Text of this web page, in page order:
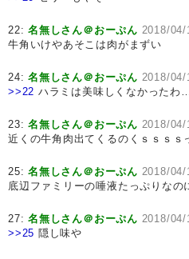
22:名無しさん＠おーぷん 2018/
牛角いけやあそこは肉がまずい
24:名無しさん＠おーぷん 2018/
>>22 ハラミは美味しくなかったわ
23:名無しさん＠おーぷん 2018/
近くの牛角肉出てくるのくｓｓｓｓ
25:名無しさん＠おーぷん 2018/
底辺ファミリーの唾液たっぷりなの
27:名無しさん＠おーぷん 2018/
>>25 隠し味や